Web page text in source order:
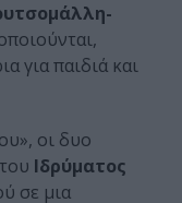
για παιδιά και
οι δυο
Ιδρύματος
σε μια